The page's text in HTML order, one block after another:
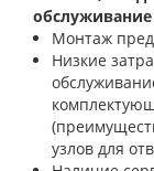
обслуживание
Монтаж
Низкие
узлов для